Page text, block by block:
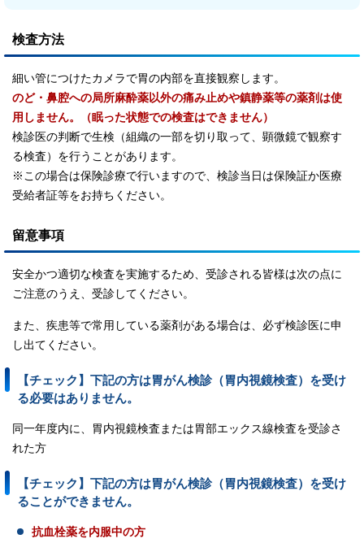
検査方法
細い管につけたカメラで胃の内部を直接観察します。
のど・鼻腔への局所麻酔薬以外の痛み止めや鎮静薬等の薬剤は使
用しません。（眠った状態での検査はできません）
検診医の判断で生検（組織の一部を切り取って、顕微鏡で観察す
る検査）を行うことがあります。
※この場合は保険診療で行いますので、検診当日は保険証か医療
受給者証等をお持ちください。
留意事項
安全かつ適切な検査を実施するため、受診される皆様は次の点に
ご注意のうえ、受診してください。
また、疾患等で常用している薬剤がある場合は、必ず検診医に申
し出てください。
【チェック】下記の方は胃がん検診（胃内視鏡検査）を受け
る必要はありません。
同一年度内に、胃内視鏡検査または胃部エックス線検査を受診さ
れた方
【チェック】下記の方は胃がん検診（胃内視鏡検査）を受け
ることができません。
抗血栓薬を内服中の方